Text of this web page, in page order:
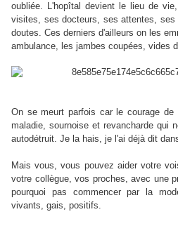
oubliée. L'hopîtal devient le lieu de
visites, ses docteurs, ses attentes,
doutes. Ces derniers d'ailleurs on les
ambulance, les jambes coupées, vides
On se meurt parfois car le courage
maladie, sournoise et revancharde qui
autodétruit. Je la hais, je l'ai déjà dit
Mais vous, vous pouvez aider votre
votre collègue, vos proches, avec une
pourquoi pas commencer par la
vivants, gais, positifs.